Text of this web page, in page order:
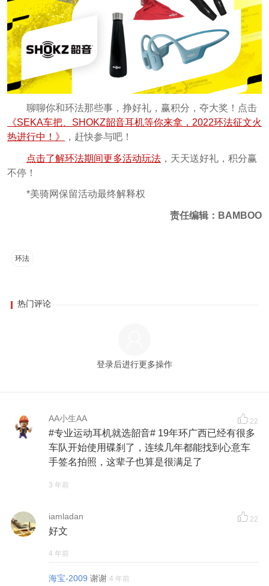
聊聊你和环法那些事，挣好礼，赢积分，夺大奖！点击
《SEKA车把、SHOKZ韶音耳机等你来拿，2022环法征文火
热进行中！》
，赶快参与吧！
点击了解环法期间更多活动玩法，天天送好礼，积分赢
不停！
*美骑网保留活动最终解释权
责任编辑：BAMBOO
环法
热门评论
登录后进行更多操作
AA小生AA 22
#专业运动耳机就选韶音# 19年环广西已经有很多
车队开始使用碟刹了，连续几年都能找到心意车
手签名拍照，这辈子也算是很满足了
3 年前
iamladan 22
好文
4 年前
海宝-2009 谢谢 4 年前